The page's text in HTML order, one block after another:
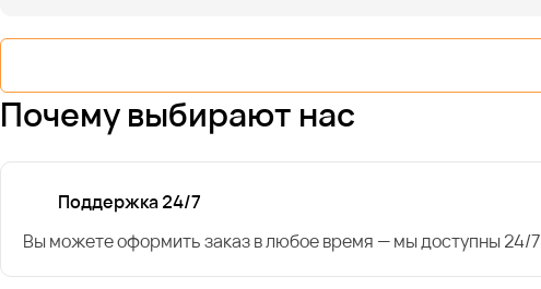
Почему выбирают нас
Поддержка 24/7
Вы можете оформить заказ в любое время — мы доступны 24/7